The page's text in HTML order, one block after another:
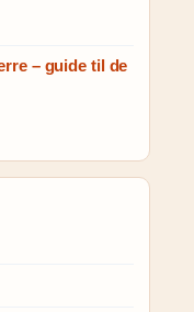
– guide til de